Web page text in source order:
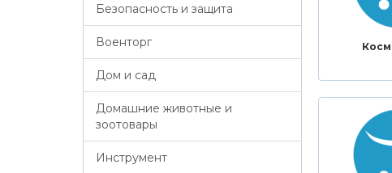
Безопасность и защита
Военторг
Дом и сад
Домашние животные и
зоотовары
Инструмент